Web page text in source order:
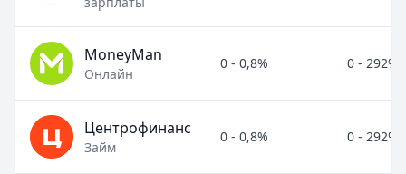
MoneyMan
Онлайн
0 - 0,8% 0 - 292%
Центрофинанс
Займ
0 - 0,8% 0 - 292%